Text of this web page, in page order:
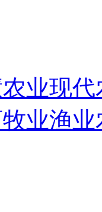
业现代
业渔业